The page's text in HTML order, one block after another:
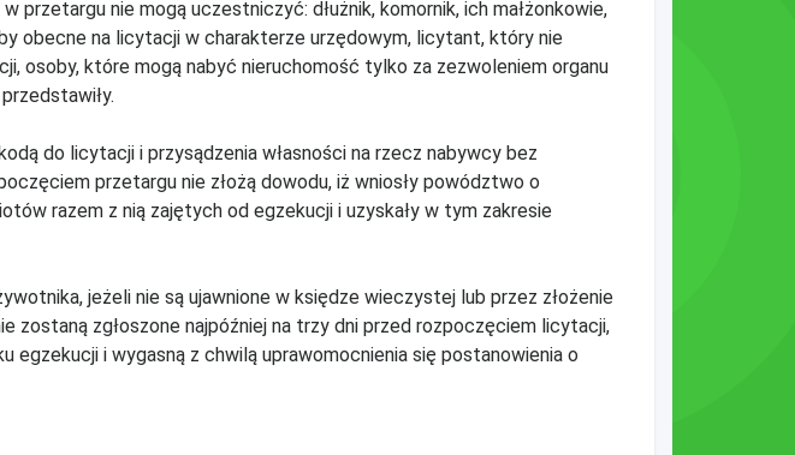
przetargu nie mogą uczestniczyć: dłużnik, komornik, ich małżonkowie,
obecne na licytacji w charakterze urzędowym, licytant, który nie
osoby, które mogą nabyć nieruchomość tylko za zezwoleniem organu
do licytacji i przysądzenia własności na rzecz nabywcy bez
przetargu nie złożą dowodu, iż wniosły powództwo o
razem z nią zajętych od egzekucji i uzyskały w tym zakresie
jeżeli nie są ujawnione w księdze wieczystej lub przez złożenie
zostaną zgłoszone najpóźniej na trzy dni przed rozpoczęciem licytacji,
egzekucji i wygasną z chwilą uprawomocnienia się postanowienia o